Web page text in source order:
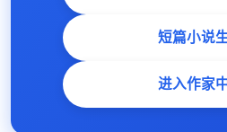
短篇小说
进入作家